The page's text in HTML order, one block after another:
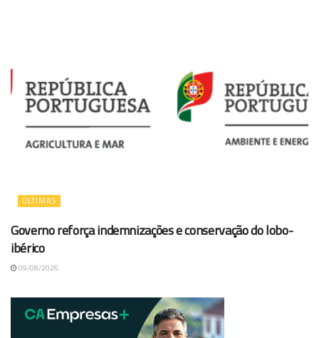
ÚLTIMAS
Governo reforça indemnizações e conservação do lobo-
ibérico
09/08/2026